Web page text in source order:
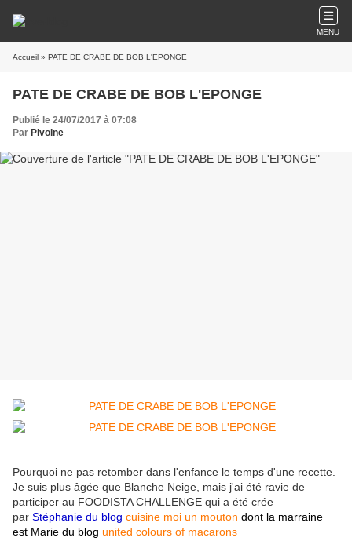
MENU
Accueil » PATE DE CRABE DE BOB L'EPONGE
PATE DE CRABE DE BOB L'EPONGE
Publié le 24/07/2017 à 07:08
Par Pivoine
Pourquoi ne pas retomber dans l'enfance le temps d'une recette.
Je suis plus âgée que Blanche Neige, mais j'ai été ravie de
participer au FOODISTA CHALLENGE qui a été crée
par Stéphanie du blog cuisine moi un mouton dont la marraine
est Marie du blog united colours of macarons